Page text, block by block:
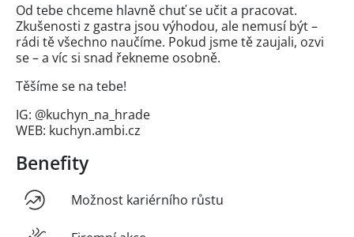
Od tebe chceme hlavně chuť se učit a pracovat.
Zkušenosti z gastra jsou výhodou, ale nemusí být –
rádi tě všechno naučíme. Pokud jsme tě zaujali, ozvi
se – a víc si snad řekneme osobně.
Těšíme se na tebe!
IG: @kuchyn_na_hrade
WEB: kuchyn.ambi.cz
Benefity
Možnost kariérního růstu